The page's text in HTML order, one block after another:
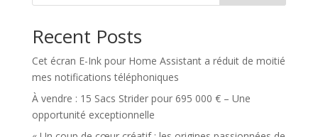
Recent Posts
Cet écran E-Ink pour Home Assistant a réduit de moitié
mes notifications téléphoniques
À vendre : 15 Sacs Strider pour 695 000 € – Une
opportunité exceptionnelle